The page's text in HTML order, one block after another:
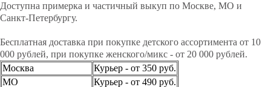
Доступна примерка и частичный выкуп по Москве, МО и
Санкт-Петербургу.
Бесплатная доставка при покупке детского ассортимента от 10
000 рублей, при покупке женского/микс - от 20 000 рублей.
Москва
Курьер - от 350 руб.
МО
Курьер - от 490 руб.